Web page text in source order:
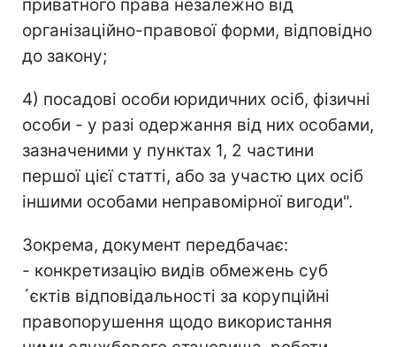
приватного права незалежно від
організаційно-правової форми, відповідно
до закону;
4) посадові особи юридичних осіб, фізичні
особи - у разі одержання від них особами,
зазначеними у пунктах 1, 2 частини
першої цієї статті, або за участю цих осіб
іншими особами неправомірної вигоди".
Зокрема, документ передбачає:
- конкретизацію видів обмежень суб
´єктів відповідальності за корупційні
правопорушення щодо використання